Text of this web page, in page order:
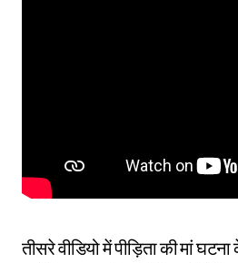
तीसरे वीडियो में पीड़िता की मां घटना